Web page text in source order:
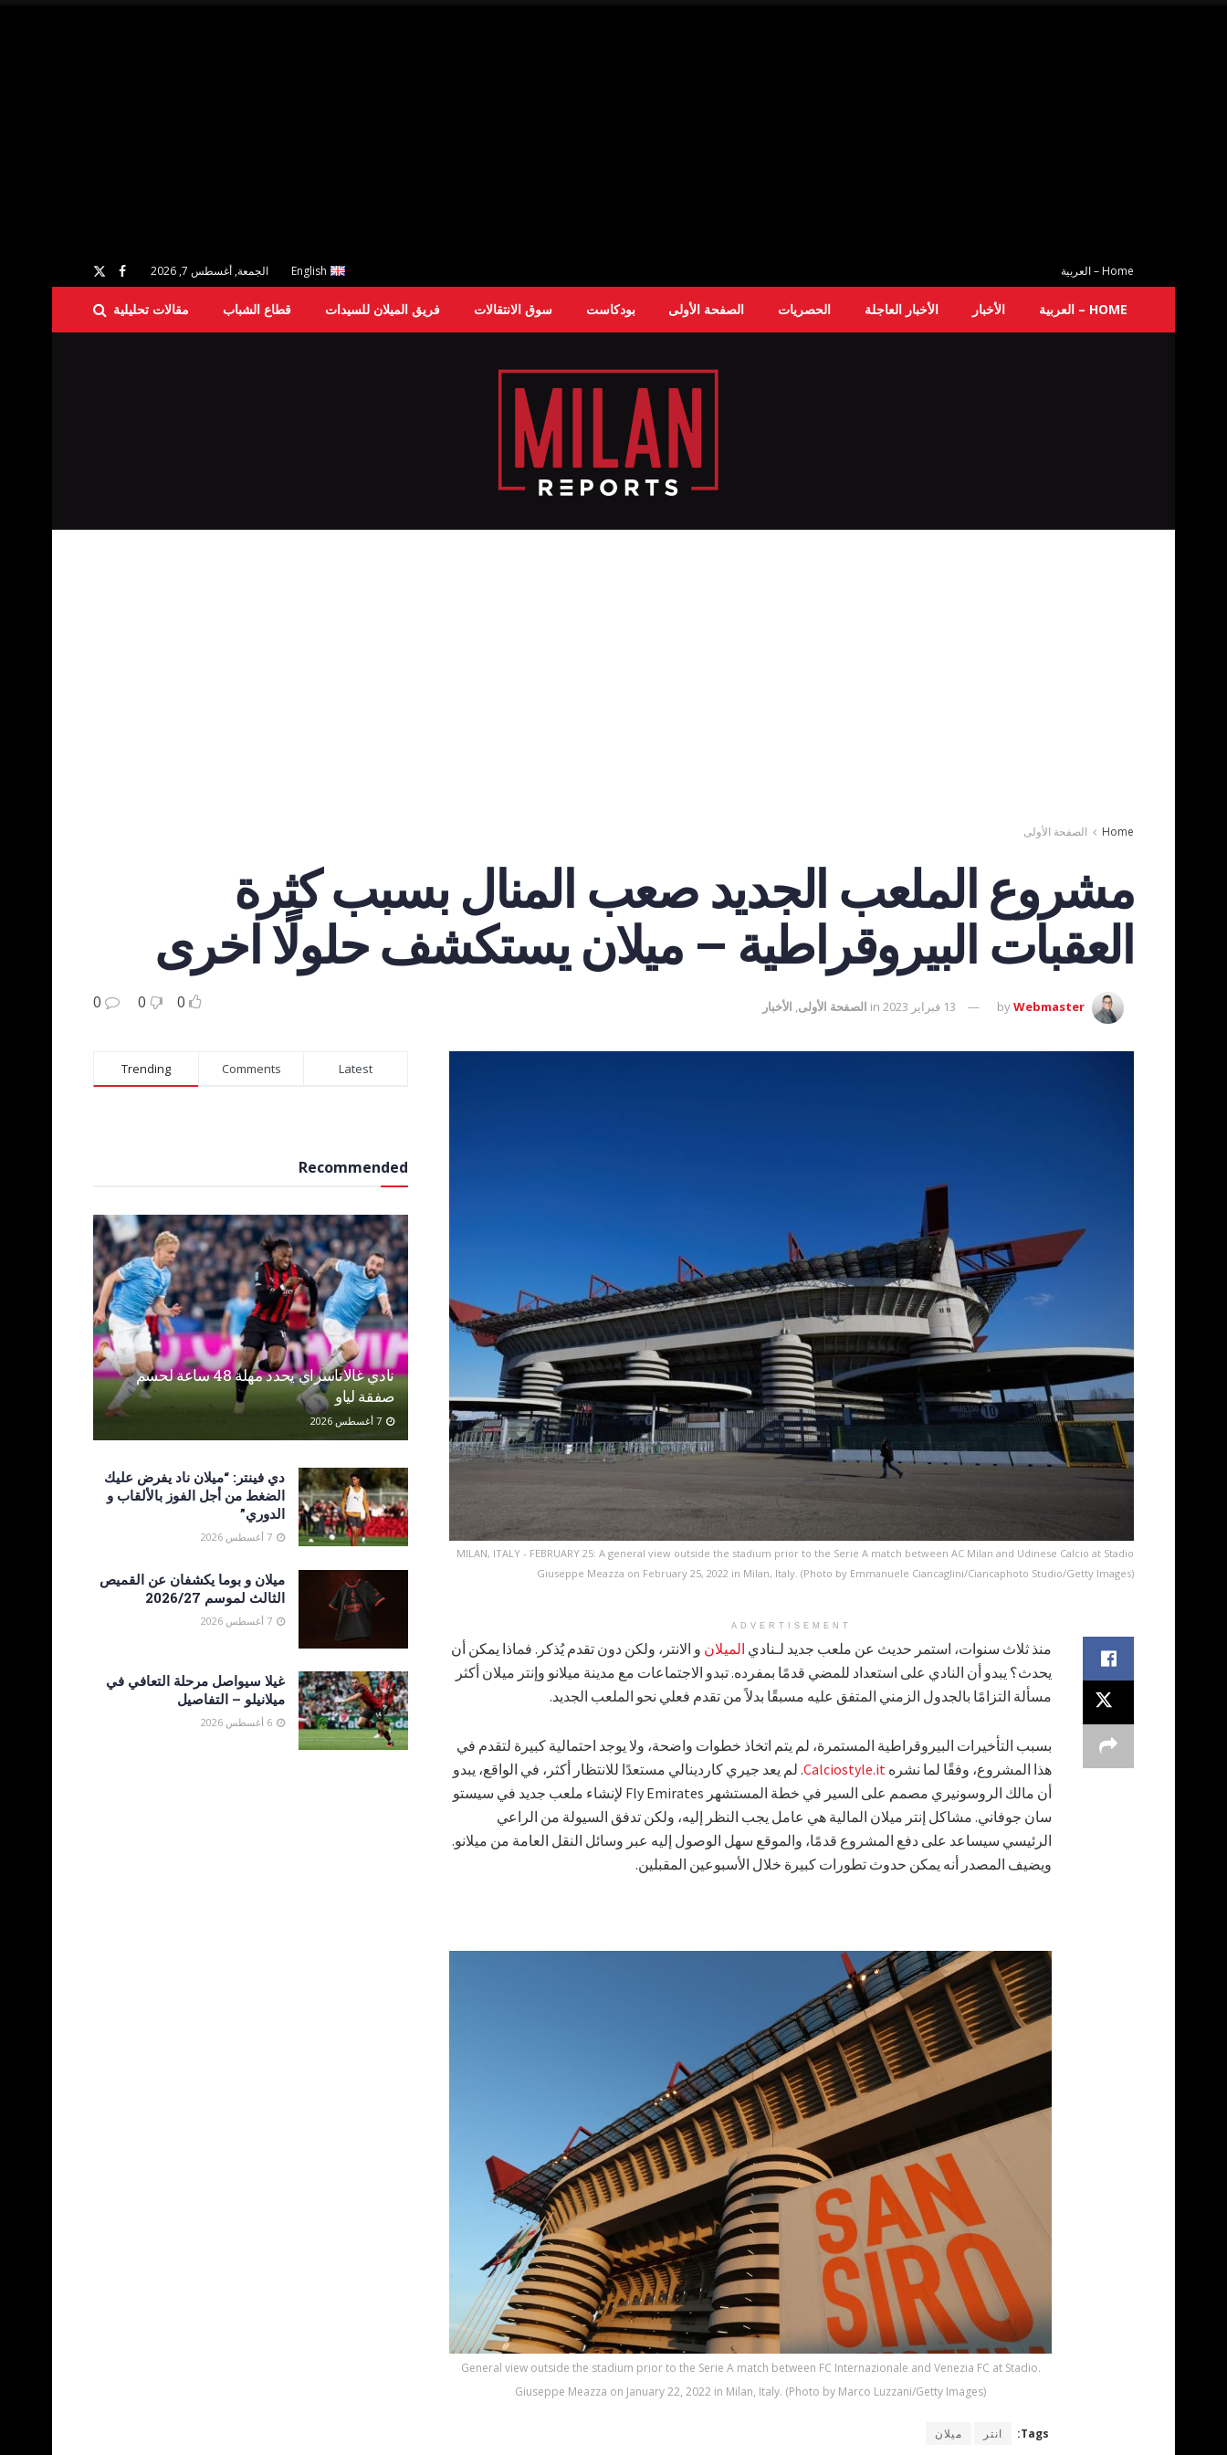
Home – العربية English الجمعة, أغسطس 7, 2026
HOME – العربية الأخبار الأخبار العاجلة الحصريات الصفحة الأولى بودكاست سوق الانتقالات فريق الميلان للسيدات قطاع الشباب مقالات تحليلية
Home الصفحة الأولى
مشروع الملعب الجديد صعب المنال بسبب كثرة
العقبات البيروقراطية – ميلان يستكشف حلولًا اخرى
byWebmaster 13 فبراير 2023 in الصفحة الأولى, الأخبار 0
0
MILAN, ITALY - FEBRUARY 25: A general view outside the stadium prior to the Serie A match between AC Milan and Udinese Calcio at Stadio
Giuseppe Meazza on February 25, 2022 in Milan, Italy. (Photo by Emmanuele Ciancaglini/Ciancaphoto Studio/Getty Images)
ADVERTISEMENT
منذ ثلاث سنوات، استمر حديث عن ملعب جديد لـنادي الميلان و الانتر، ولكن دون تقدم يُذكر. فماذا يمكن أن
يحدث؟ يبدو أن النادي على استعداد للمضي قدمًا بمفرده. تبدو الاجتماعات مع مدينة ميلانو وإنتر ميلان أكثر
مسألة التزامًا بالجدول الزمني المتفق عليه مسبقًا بدلاً من تقدم فعلي نحو الملعب الجديد.
بسبب التأخيرات البيروقراطية المستمرة، لم يتم اتخاذ خطوات واضحة، ولا يوجد احتمالية كبيرة لتقدم في
هذا المشروع، وفقًا لما نشره Calciostyle.it. لم يعد جيري كاردينالي مستعدًا للانتظار أكثر، في الواقع، يبدو
أن مالك الروسونيري مصمم على السير في خطة المستشهر Fly Emirates لإنشاء ملعب جديد في سيستو
سان جوفاني. مشاكل إنتر ميلان المالية هي عامل يجب النظر إليه، ولكن تدفق السيولة من الراعي
الرئيسي سيساعد على دفع المشروع قدمًا، والموقع سهل الوصول إليه عبر وسائل النقل العامة من ميلانو.
ويضيف المصدر أنه يمكن حدوث تطورات كبيرة خلال الأسبوعين المقبلين.
.General view outside the stadium prior to the Serie A match between FC Internazionale and Venezia FC at Stadio
Giuseppe Meazza on January 22, 2022 in Milan, Italy. (Photo by Marco Luzzani/Getty Images)
Tags: انتر ميلان
Trending Comments Latest
Recommended
نادي غالاتاسراي يحدد مهلة 48 ساعة لحسم
صفقة لياو
دي فينتر: “ميلان ناد يفرض عليك
الضغط من أجل الفوز بالألقاب و
الدوري”
ميلان و بوما يكشفان عن القميص
الثالث لموسم 2026/27
غيلا سيواصل مرحلة التعافي في
ميلانيلو – التفاصيل